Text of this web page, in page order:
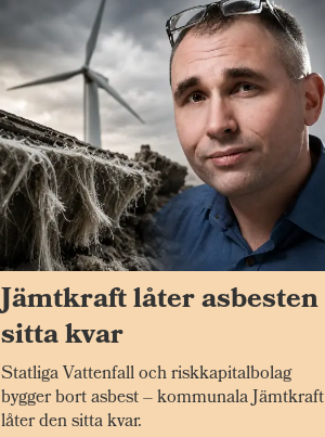
Jämtkraft låter asbesten
sitta kvar
Statliga Vattenfall och riskkapitalbolag
bygger bort asbest – kommunala Jämtkraft
låter den sitta kvar.